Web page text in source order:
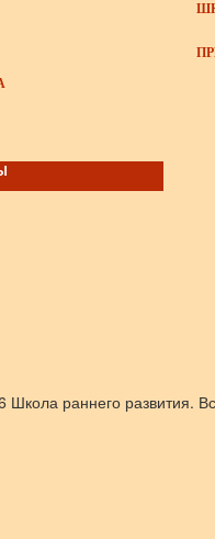
Школа раннего развития.